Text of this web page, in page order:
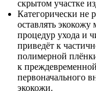
скрытом участке
Категорически не
оставлять экокожу
процедур ухода и
приведёт к
полимерной
к
первоначального
экокожи.